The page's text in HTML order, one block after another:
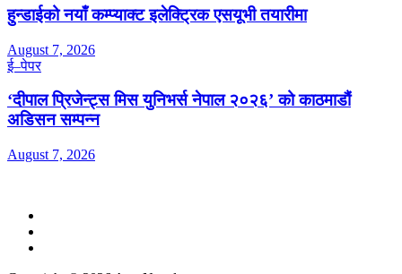
हुन्डाईको नयाँ कम्प्याक्ट इलेक्ट्रिक एसयूभी तयारीमा
August 7, 2026
ई–पेपर
‘दीपाल प्रिजेन्ट्स मिस युनिभर्स नेपाल २०२६’ को काठमाडौं
अडिसन सम्पन्न
August 7, 2026